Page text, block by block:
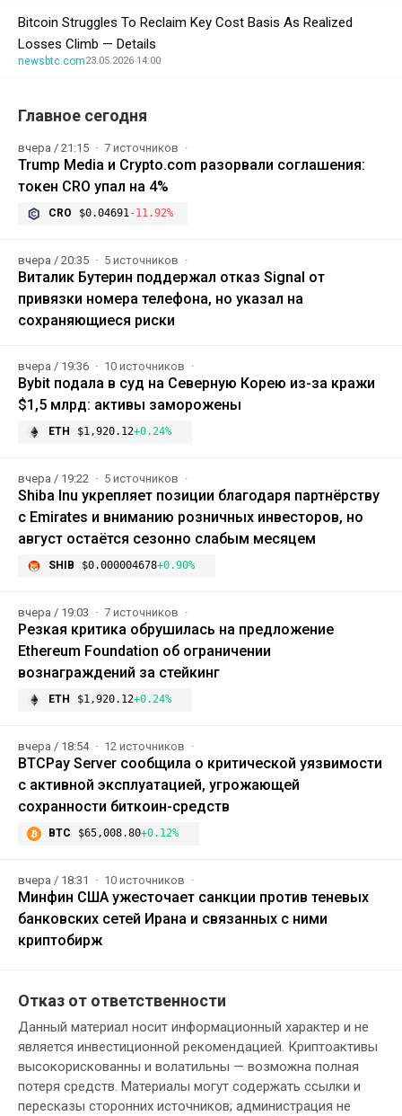
Bitcoin Struggles To Reclaim Key Cost Basis As Realized
Losses Climb — Details
newsbtc.com23.05.2026 14:00
Главное сегодня
вчера / 21:15 7 источников
Trump Media и Crypto.com разорвали соглашения:
токен CRO упал на 4%
CRO $0.04691-11.92%
вчера / 20:35 5 источников
Виталик Бутерин поддержал отказ Signal от
привязки номера телефона, но указал на
сохраняющиеся риски
вчера / 19:36 10 источников
Bybit подала в суд на Северную Корею из-за кражи
$1,5 млрд: активы заморожены
ETH $1,920.12+0.24%
вчера / 19:22 5 источников
Shiba Inu укрепляет позиции благодаря партнёрству
с Emirates и вниманию розничных инвесторов, но
август остаётся сезонно слабым месяцем
SHIB $0.000004678+0.90%
вчера / 19:03 7 источников
Резкая критика обрушилась на предложение
Ethereum Foundation об ограничении
вознаграждений за стейкинг
ETH $1,920.12+0.24%
вчера / 18:54 12 источников
BTCPay Server сообщила о критической уязвимости
с активной эксплуатацией, угрожающей
сохранности биткоин-средств
BTC $65,008.80+0.12%
вчера / 18:31 10 источников
Минфин США ужесточает санкции против теневых
банковских сетей Ирана и связанных с ними
криптобирж
Отказ от ответственности
Данный материал носит информационный характер и не
является инвестиционной рекомендацией. Криптоактивы
высокорискованны и волатильны — возможна полная
потеря средств. Материалы могут содержать ссылки и
пересказы сторонних источников; администрация не